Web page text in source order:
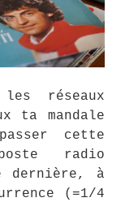
réseaux
ta mandale
cette
radio
dernière, à
(=1/4